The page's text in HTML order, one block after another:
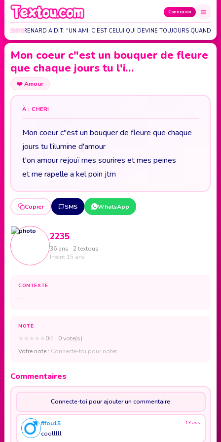
Connexion
JULES RENARD A DIT: "UN AMI, C'EST CELUI QUI DEVINE TOUJOURS QUAND
Mon coeur c"est un bouquer de fleure
que chaque jours tu l'i…
❤️Amour
À : CHERI
Mon coeur c"est un bouquer de fleure que chaque
jours tu l'ilumine d'amour
t'on amour rejouï mes sourires et mes peines
et me rapelle a kel poin jtm
Copier SMS WhatsApp
2235
36 ans · 2 textous
Inscrit 15 ans
CONTEXTE
—
NOTE
★ ★ ★ ★ ★0/5 · 0 vote(s)
Votre note : Connecte-toi pour noter
Commentaires
Connecte-toi pour ajouter un commentaire
fifou15 13 ans
coolllll